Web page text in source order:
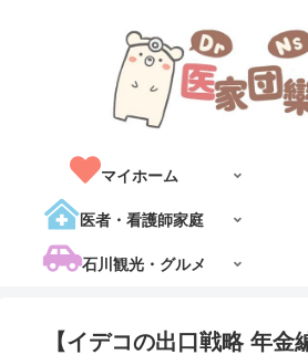
マイホーム
医者・看護師家庭
石川観光・グルメ
【イデコの出口戦略 年金